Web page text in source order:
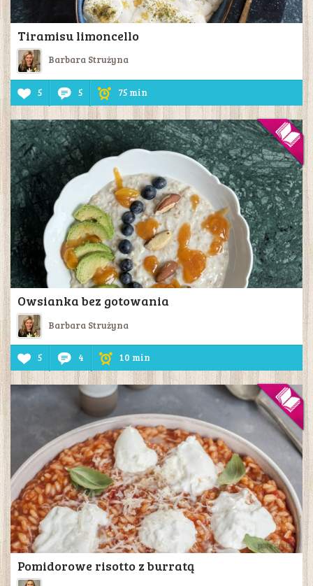
Tiramisu limoncello
Barbara Strużyna
5 5 75 min
Owsianka bez gotowania
Barbara Strużyna
5 4 10 min
Pomidorowe risotto z burratą